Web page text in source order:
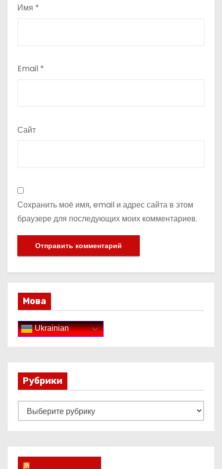
Имя *
Email *
Сайт
Сохранить моё имя, email и адрес сайта в этом
браузере для последующих моих комментариев.
Мова
Ukrainian
Рубрики
у